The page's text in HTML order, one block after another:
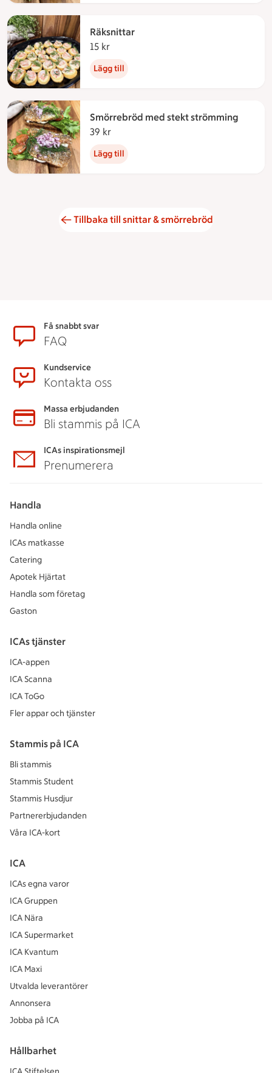
Räksnittar
15 kr
Lägg till
Smörrebröd med stekt strömming
39 kr
Lägg till
Tillbaka till snittar & smörrebröd
SidfotFå snabbt svar
FAQ
Kundservice
Kontakta oss
Massa erbjudanden
Bli stammis på ICA
ICAs inspirationsmejl
Prenumerera
Handla
Handla online
ICAs matkasse
Catering
Apotek Hjärtat
Handla som företag
Gaston
ICAs tjänster
ICA-appen
ICA Scanna
ICA ToGo
Fler appar och tjänster
Stammis på ICA
Bli stammis
Stammis Student
Stammis Husdjur
Partnererbjudanden
Våra ICA-kort
ICA
ICAs egna varor
ICA Gruppen
ICA Nära
ICA Supermarket
ICA Kvantum
ICA Maxi
Utvalda leverantörer
Annonsera
Jobba på ICA
Hållbarhet